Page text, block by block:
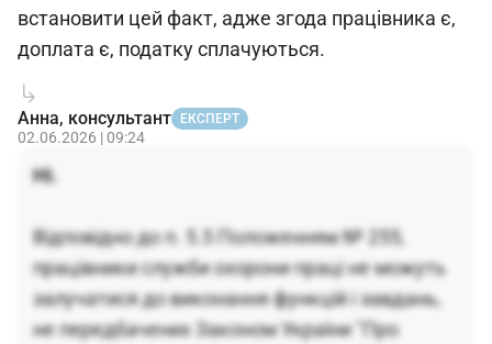
встановити цей факт, адже згода працівника є,
доплата є, податку сплачуються.
Анна, консультант ЕКСПЕРТ
02.06.2026 | 09:24
Ні.
Відповідно до п. 5.5 Положенням № 255,
працівники служби охорони праці не можуть
залучатися до виконання функцій і завдань,
не передбачених Законом України "Про